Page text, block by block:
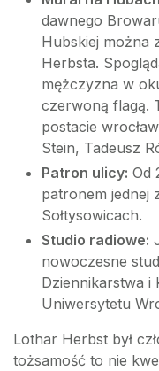
dawnego
Hubskiej można
Herbsta.
mężczyzna w
czerwoną flagą.
postacie
Stein, Tadeusz
Patron ulicy: Od
patronem jednej
Sołtysowicach.
Studio radiowe:
nowoczesne
Dziennikarstwa i
Uniwersytetu
Lothar Herbst był
tożsamość to nie